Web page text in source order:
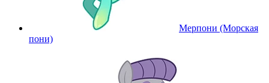
Мерпони (Морская
пони)